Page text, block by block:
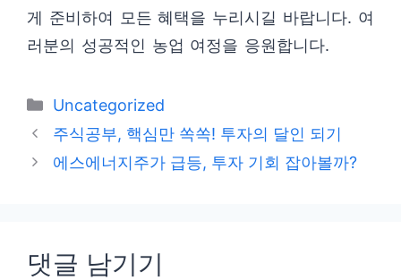
게 준비하여 모든 혜택을 누리시길 바랍니다. 여
러분의 성공적인 농업 여정을 응원합니다.
카
테
리
Uncategorized
주식공부, 핵심만 쏙쏙! 투자의 달인 되기
에스에너지주가 급등, 투자 기회 잡아볼까?
댓글 남기기